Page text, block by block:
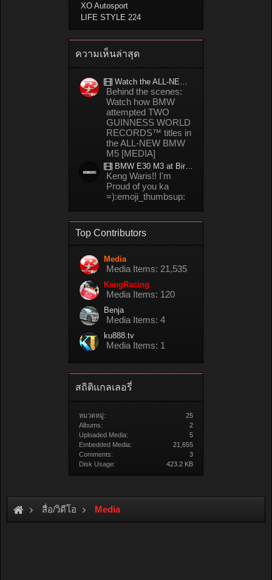
XO Autosport
LIFE STYLE 224
ความเห็นล่าสุด
Watch the ALL-NEW BMW M5 refuel mid-drift to take TWO GUINNESS WORLD RECORDS™ titles
Behind the scenes:
Watch how BMW
attempted TWO
GUINNESS WORLD
RECORDS™ titles in
the ALL-NEW BMW
M5 [MEDIA]
BMW E30 M3 at Bira circuit Thailand in 02/2008
Keng Waris!! I'm
Proud of you ka
=):emoji_thumbsup:
Top Contributors
Media
Media Items: 21,535
KengRacing
Media Items: 120
Benja
Media Items: 4
ku888.tv
Media Items: 1
สถิติแกลเลอรี่
หมวดหมู่:
25
Albums:
2
Uploaded Media:
5
Embedded Media:
21,655
Comments:
3
Disk Usage:
423.2 KB
สื่อ/วิดีโอ Media